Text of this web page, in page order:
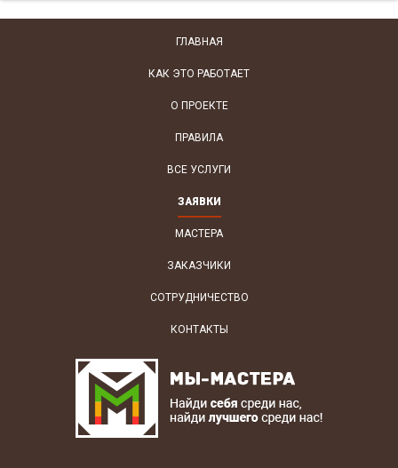
ГЛАВНАЯ
КАК ЭТО РАБОТАЕТ
О ПРОЕКТЕ
ПРАВИЛА
ВСЕ УСЛУГИ
ЗАЯВКИ
МАСТЕРА
ЗАКАЗЧИКИ
СОТРУДНИЧЕСТВО
КОНТАКТЫ